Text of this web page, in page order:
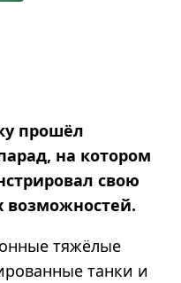
прошёл
на котором
свою
возможностей.
тяжёлые
танки и